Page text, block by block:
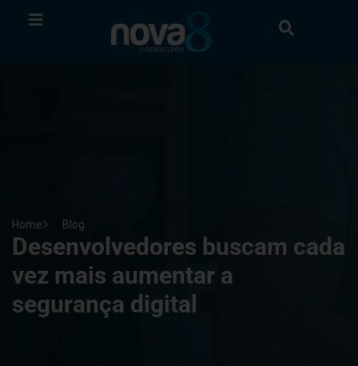
Home Blog
Desenvolvedores buscam cada
vez mais aumentar a
segurança digital